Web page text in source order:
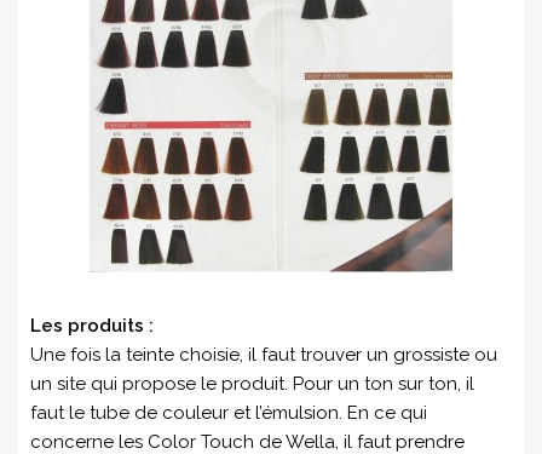
Les produits :
Une fois la teinte choisie, il faut trouver un grossiste ou
un site qui propose le produit. Pour un ton sur ton, il
faut le tube de couleur et l’émulsion. En ce qui
concerne les Color Touch de Wella, il faut prendre